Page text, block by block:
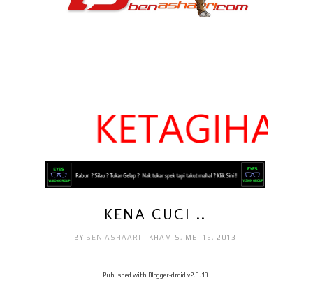
KENA CUCI ..
BY BEN ASHAARI- KHAMIS, MEI 16, 2013
Published with Blogger-droid v2.0.10